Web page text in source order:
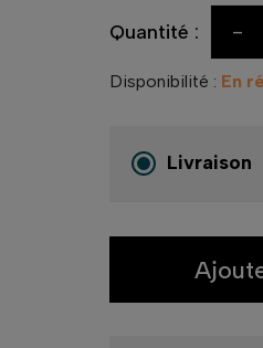
Quantité : -
Disponibilité : En
Livraison